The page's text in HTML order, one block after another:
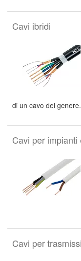
Cavi ibridi
di un cavo del genere.
Cavi per impianti
Cavi per